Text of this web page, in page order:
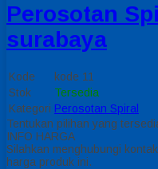
Perosotan
surabaya
Kode
kode 11
Stok
Tersedia
Kategori Perosotan Spiral
Tentukan pilihan yang
INFO HARGA
Silahkan menghubungi
harga produk ini.